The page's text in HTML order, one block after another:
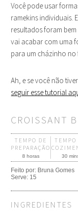
Você pode usar
ramekins individuais.
resultados foram
vai acabar com uma
para um cházinho no
Ah, e se você não
seguir esse tutorial
CROISSANT
TEMPO DE
PREPARAÇÃO
8 horas
TEMPO
30
Feito por: Bruna Gomes
Serve: 15
INGREDIENTES